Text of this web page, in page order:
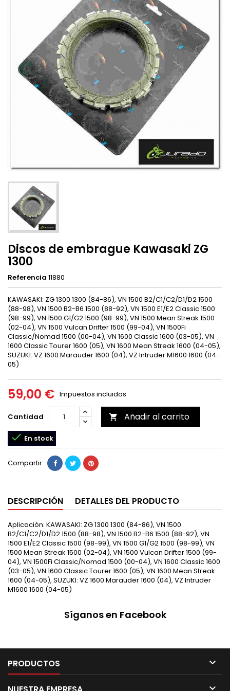
Discos de embrague Kawasaki ZG
1300
Referencia 11880
KAWASAKI: ZG 1300 1300 (84-86), VN 1500 B2/C1/C2/D1/D2 1500
(88-98), VN 1500 B2-B6 1500 (88-92), VN 1500 E1/E2 Classic 1500
(98-99), VN 1500 G1/G2 1500 (98-99), VN 1500 Mean Streak 1500
(02-04), VN 1500 Vulcan Drifter 1500 (99-04), VN 1500Fi
Classic/Nomad 1500 (00-04), VN 1600 Classic 1600 (03-05), VN
1600 Classic Tourer 1600 (05), VN 1600 Mean Streak 1600 (04-05),
SUZUKI: VZ 1600 Marauder 1600 (04), VZ Intruder M1600 1600 (04-
05)
59,00 € Impuestos incluidos
Cantidad  Añadir al carrito
 En stock
Compartir
DESCRIPCIÓN DETALLES DEL PRODUCTO
Aplicación: KAWASAKI: ZG 1300 1300 (84-86), VN 1500
B2/C1/C2/D1/D2 1500 (88-98), VN 1500 B2-B6 1500 (88-92), VN
1500 E1/E2 Classic 1500 (98-99), VN 1500 G1/G2 1500 (98-99), VN
1500 Mean Streak 1500 (02-04), VN 1500 Vulcan Drifter 1500 (99-
04), VN 1500Fi Classic/Nomad 1500 (00-04), VN 1600 Classic 1600
(03-05), VN 1600 Classic Tourer 1600 (05), VN 1600 Mean Streak
1600 (04-05), SUZUKI: VZ 1600 Marauder 1600 (04), VZ Intruder
M1600 1600 (04-05)
Síganos en Facebook
PRODUCTOS 
